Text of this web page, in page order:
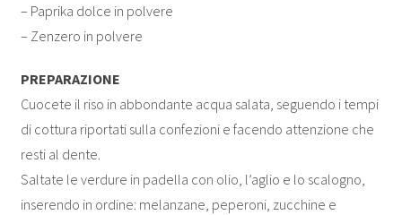
– Paprika dolce in polvere
– Zenzero in polvere
PREPARAZIONE
Cuocete il riso in abbondante acqua salata, seguendo i tempi
di cottura riportati sulla confezioni e facendo attenzione che
resti al dente.
Saltate le verdure in padella con olio, l’aglio e lo scalogno,
inserendo in ordine: melanzane, peperoni, zucchine e